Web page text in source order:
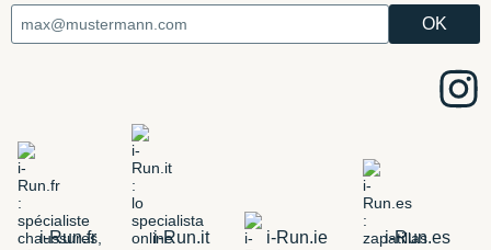
i-Run.fr i-Run.it i-Run.ie i-Run.es